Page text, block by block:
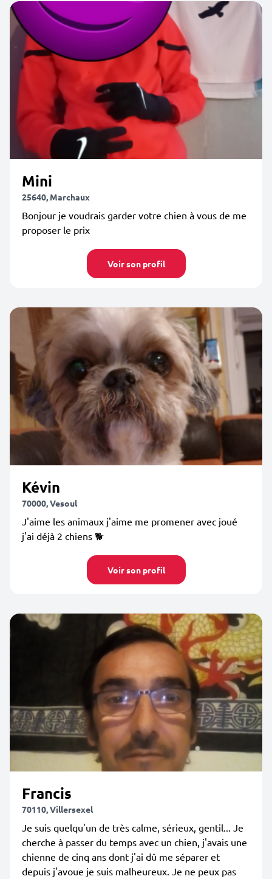
Mini
25640, Marchaux
Bonjour je voudrais garder votre chien à vous de me
proposer le prix
Voir son profil
Kévin
70000, Vesoul
J'aime les animaux j'aime me promener avec joué
j'ai déjà 2 chiens 🐕
Voir son profil
Francis
70110, Villersexel
Je suis quelqu'un de très calme, sérieux, gentil... Je
cherche à passer du temps avec un chien, j'avais une
chienne de cinq ans dont j'ai dû me séparer et
depuis j'avoue je suis malheureux. Je ne peux pas